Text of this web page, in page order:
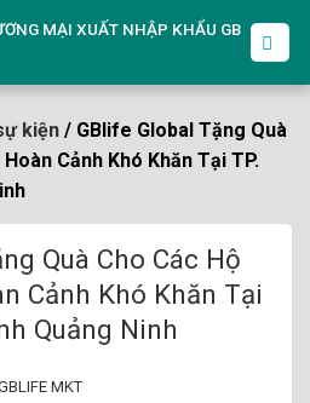
MẠI XUẤT NHẬP KHẨU GB
kiện / GBlife Global Tặng Quà
Cảnh Khó Khăn Tại TP.
Quà Cho Các Hộ
Cảnh Khó Khăn Tại
Quảng Ninh
MKT